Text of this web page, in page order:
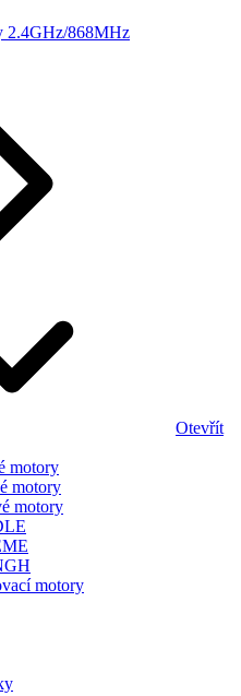
2.4GHz/868MHz
Otevřít
motory
motory
motory
motory